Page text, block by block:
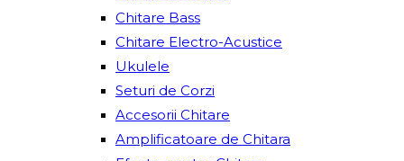
Chitare Bass
Chitare Electro-Acustice
Ukulele
Seturi de Corzi
Accesorii Chitare
Amplificatoare de Chitara